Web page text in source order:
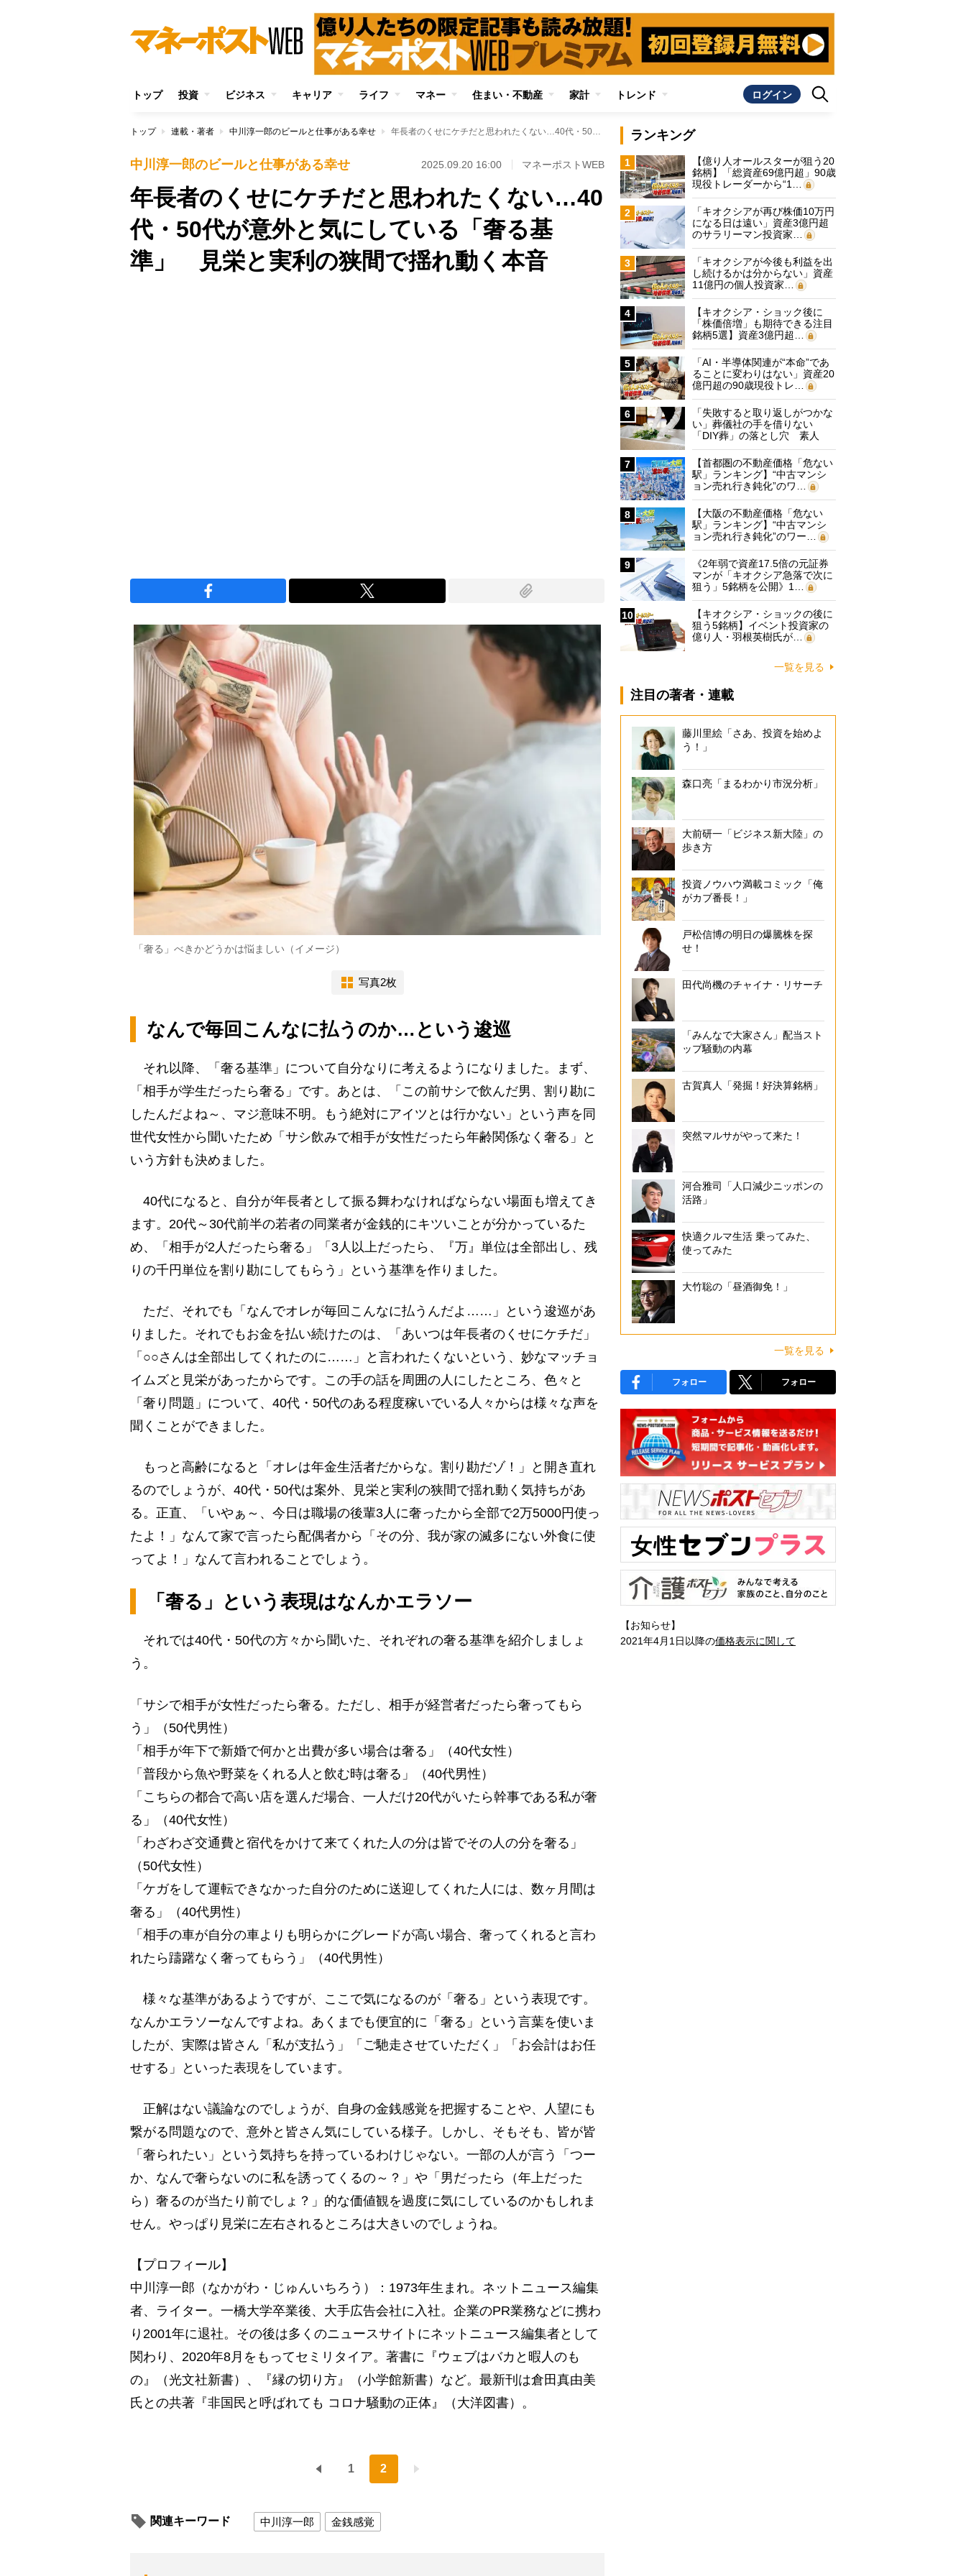
トップ 投資 ビジネス キャリア ライフ マネー 住まい・不動産 家計 トレンド ログイン
トップ 連載・著者 中川淳一郎のビールと仕事がある幸せ 年長者のくせにケチだと思われたくない…40代・50代が意外と気にしている「奢る基準」 見栄と実利の狭間で揺れ動く本音
中川淳一郎のビールと仕事がある幸せ 2025.09.20 16:00 マネーポストWEB
年長者のくせにケチだと思われたくない…40
代・50代が意外と気にしている「奢る基
準」 見栄と実利の狭間で揺れ動く本音
「奢る」べきかどうかは悩ましい（イメージ）
写真2枚
なんで毎回こんなに払うのか…という逡巡
それ以降、「奢る基準」について自分なりに考えるようになりました。まず、
「相手が学生だったら奢る」です。あとは、「この前サシで飲んだ男、割り勘に
したんだよね～、マジ意味不明。もう絶対にアイツとは行かない」という声を同
世代女性から聞いたため「サシ飲みで相手が女性だったら年齢関係なく奢る」と
いう方針も決めました。
40代になると、自分が年長者として振る舞わなければならない場面も増えてき
ます。20代～30代前半の若者の同業者が金銭的にキツいことが分かっているた
め、「相手が2人だったら奢る」「3人以上だったら、『万』単位は全部出し、残
りの千円単位を割り勘にしてもらう」という基準を作りました。
ただ、それでも「なんでオレが毎回こんなに払うんだよ……」という逡巡があ
りました。それでもお金を払い続けたのは、「あいつは年長者のくせにケチだ」
「○○さんは全部出してくれたのに……」と言われたくないという、妙なマッチョ
イムズと見栄があったからです。この手の話を周囲の人にしたところ、色々と
「奢り問題」について、40代・50代のある程度稼いでいる人々からは様々な声を
聞くことができました。
もっと高齢になると「オレは年金生活者だからな。割り勘だゾ！」と開き直れ
るのでしょうが、40代・50代は案外、見栄と実利の狭間で揺れ動く気持ちがあ
る。正直、「いやぁ～、今日は職場の後輩3人に奢ったから全部で2万5000円使っ
たよ！」なんて家で言ったら配偶者から「その分、我が家の滅多にない外食に使
ってよ！」なんて言われることでしょう。
「奢る」という表現はなんかエラソー
それでは40代・50代の方々から聞いた、それぞれの奢る基準を紹介しましょ
う。
「サシで相手が女性だったら奢る。ただし、相手が経営者だったら奢ってもら
う」（50代男性）
「相手が年下で新婚で何かと出費が多い場合は奢る」（40代女性）
「普段から魚や野菜をくれる人と飲む時は奢る」（40代男性）
「こちらの都合で高い店を選んだ場合、一人だけ20代がいたら幹事である私が奢
る」（40代女性）
「わざわざ交通費と宿代をかけて来てくれた人の分は皆でその人の分を奢る」
（50代女性）
「ケガをして運転できなかった自分のために送迎してくれた人には、数ヶ月間は
奢る」（40代男性）
「相手の車が自分の車よりも明らかにグレードが高い場合、奢ってくれると言わ
れたら躊躇なく奢ってもらう」（40代男性）
様々な基準があるようですが、ここで気になるのが「奢る」という表現です。
なんかエラソーなんですよね。あくまでも便宜的に「奢る」という言葉を使いま
したが、実際は皆さん「私が支払う」「ご馳走させていただく」「お会計はお任
せする」といった表現をしています。
正解はない議論なのでしょうが、自身の金銭感覚を把握することや、人望にも
繋がる問題なので、意外と皆さん気にしている様子。しかし、そもそも、皆が皆
「奢られたい」という気持ちを持っているわけじゃない。一部の人が言う「つー
か、なんで奢らないのに私を誘ってくるの～？」や「男だったら（年上だった
ら）奢るのが当たり前でしょ？」的な価値観を過度に気にしているのかもしれま
せん。やっぱり見栄に左右されるところは大きいのでしょうね。
【プロフィール】
中川淳一郎（なかがわ・じゅんいちろう）：1973年生まれ。ネットニュース編集
者、ライター。一橋大学卒業後、大手広告会社に入社。企業のPR業務などに携わ
り2001年に退社。その後は多くのニュースサイトにネットニュース編集者として
関わり、2020年8月をもってセミリタイア。著書に『ウェブはバカと暇人のも
の』（光文社新書）、『縁の切り方』（小学館新書）など。最新刊は倉田真由美
氏との共著『非国民と呼ばれても コロナ騒動の正体』（大洋図書）。
1 2
関連キーワード 中川淳一郎 金銭感覚
ランキング
1
【億り人オールスターが狙う20
銘柄】「総資産69億円超」90歳
現役トレーダーから“1…
2
「キオクシアが再び株価10万円
になる日は遠い」資産3億円超
のサラリーマン投資家…
3
「キオクシアが今後も利益を出
し続けるかは分からない」資産
11億円の個人投資家…
4
【キオクシア・ショック後に
「株価倍増」も期待できる注目
銘柄5選】資産3億円超…
5
「AI・半導体関連が“本命”であ
ることに変わりはない」資産20
億円超の90歳現役トレ…
6
「失敗すると取り返しがつかな
い」葬儀社の手を借りない
「DIY葬」の落とし穴 素人
に…
7
【首都圏の不動産価格「危ない
駅」ランキング】“中古マンシ
ョン売れ行き鈍化”のワ…
8
【大阪の不動産価格「危ない
駅」ランキング】“中古マンシ
ョン売れ行き鈍化”のワー…
9
《2年弱で資産17.5倍の元証券
マンが「キオクシア急落で次に
狙う」5銘柄を公開》1…
10
【キオクシア・ショックの後に
狙う5銘柄】イベント投資家の
億り人・羽根英樹氏が…
一覧を見る
注目の著者・連載
藤川里絵「さあ、投資を始めよ
う！」
森口亮「まるわかり市況分析」
大前研一「ビジネス新大陸」の
歩き方
投資ノウハウ満載コミック「俺
がカブ番長！」
戸松信博の明日の爆騰株を探
せ！
田代尚機のチャイナ・リサーチ
「みんなで大家さん」配当スト
ップ騒動の内幕
古賀真人「発掘！好決算銘柄」
突然マルサがやって来た！
河合雅司「人口減少ニッポンの
活路」
快適クルマ生活 乗ってみた、
使ってみた
大竹聡の「昼酒御免！」
一覧を見る
フォロー フォロー
【お知らせ】
2021年4月1日以降の価格表示に関して